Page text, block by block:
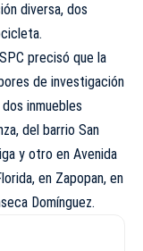
diversa, dos
precisó que la
de investigación
inmuebles
del barrio San
y otro en Avenida
en Zapopan, en
Domínguez.